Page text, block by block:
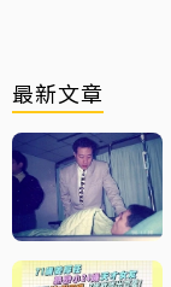
最新文章